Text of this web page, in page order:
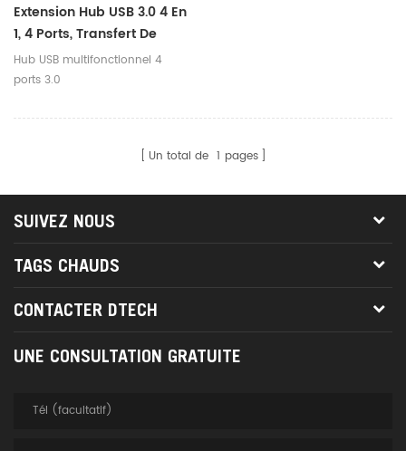
Extension Hub USB 3.0 4 En
1, 4 Ports, Transfert De
Données, Adaptateur Hub
De Chargement Pour
Portable
Hub USB multifonctionnel 4
ports 3.0
Un total de 1 pages
SUIVEZ NOUS
TAGS CHAUDS
CONTACTER DTECH
UNE CONSULTATION GRATUITE